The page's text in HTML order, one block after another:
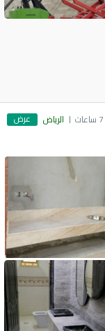
الرياض عرض